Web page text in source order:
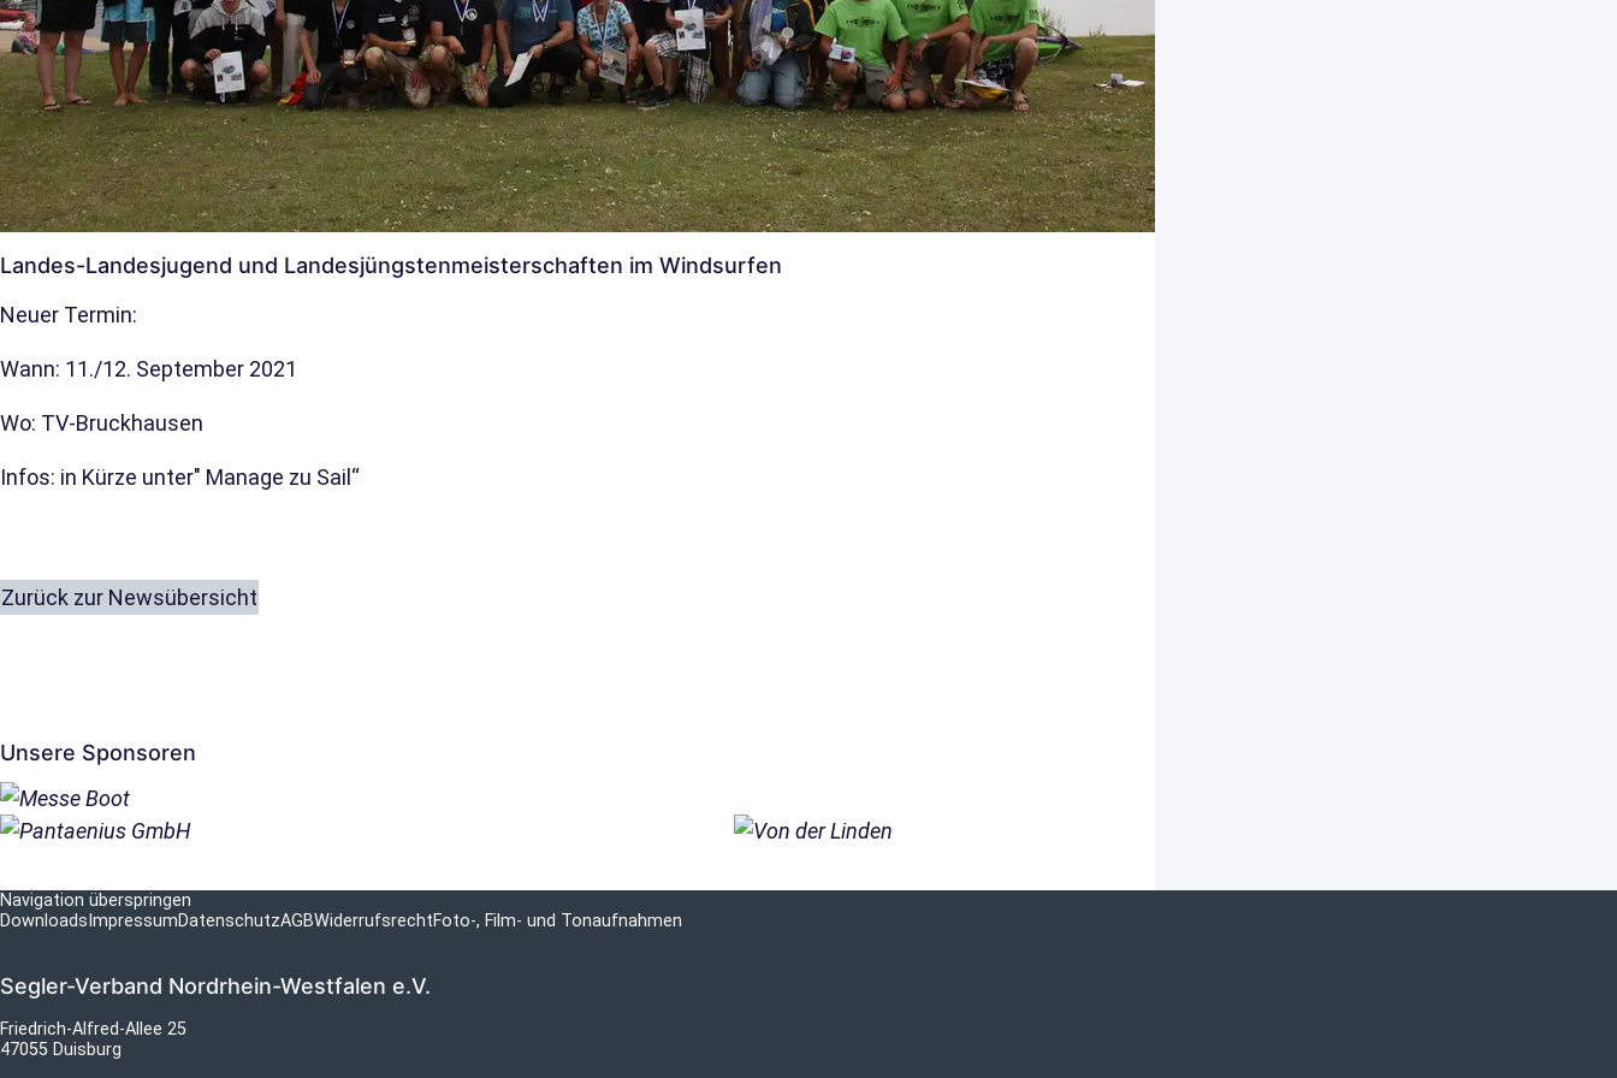
Landes-Landesjugend und Landesjüngstenmeisterschaften im Windsurfen
Neuer Termin:
Wann: 11./12. September 2021
Wo: TV-Bruckhausen
Infos: in Kürze unter" Manage zu Sail“
Zurück zur Newsübersicht
Unsere Sponsoren
Navigation überspringen
Downloads ImpressumDatenschutzAGBWiderrufsrechtFoto-, Film- und Tonaufnahmen
Segler-Verband Nordrhein-Westfalen e.V.
Friedrich-Alfred-Allee 25
47055 Duisburg